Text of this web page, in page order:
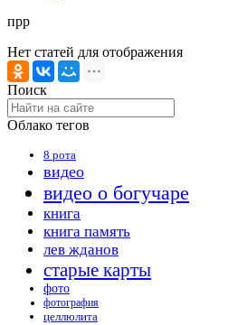
прр
Нет статей для отображения
Поиск
Облако тегов
8 рота
видео
видео о богучаре
книга
книга память
лев жданов
старые карты
фото
фотография
целлюлита